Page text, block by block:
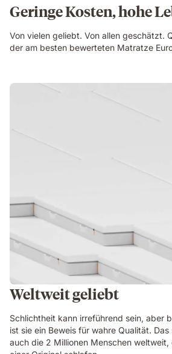
Geringe Kosten, hohe
Von vielen geliebt. Von allen geschätzt.
der am besten bewerteten Matratze
Weltweit geliebt
Schlichtheit kann irreführend sein, aber
ist sie ein Beweis für wahre Qualität.
auch die 2 Millionen Menschen